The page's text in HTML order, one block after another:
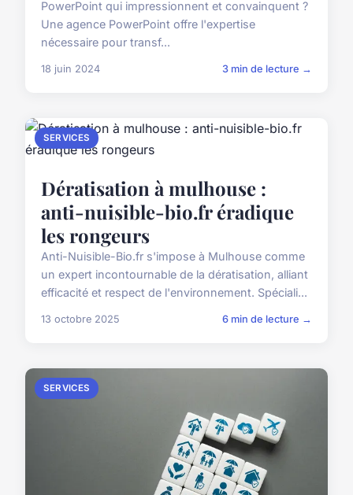
PowerPoint qui impressionnent et convainquent ?
Une agence PowerPoint offre l'expertise
nécessaire pour transf...
18 juin 2024 3 min de lecture →
SERVICES
Dératisation à mulhouse :
anti-nuisible-bio.fr éradique
les rongeurs
Anti-Nuisible-Bio.fr s'impose à Mulhouse comme
un expert incontournable de la dératisation, alliant
efficacité et respect de l'environnement. Spéciali...
13 octobre 2025 6 min de lecture →
SERVICES